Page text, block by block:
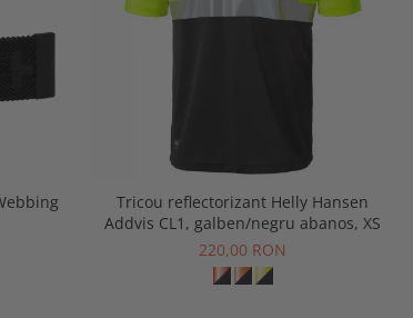
Tricou reflectorizant Helly Hansen
Addvis CL1, galben/negru abanos, XS
220,00 RON